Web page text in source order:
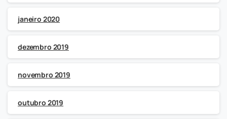
janeiro 2020
dezembro 2019
novembro 2019
outubro 2019